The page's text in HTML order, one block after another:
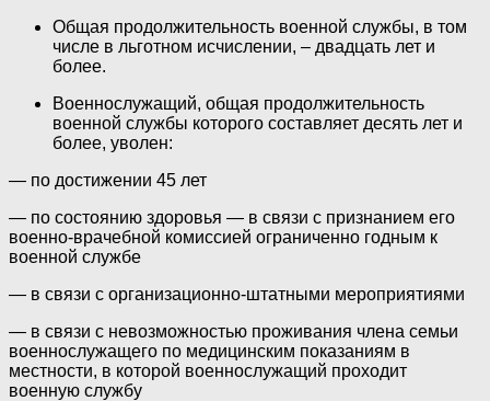
Общая продолжительность военной службы, в том
числе в льготном исчислении, – двадцать лет и
более.
Военнослужащий, общая продолжительность
военной службы которого составляет десять лет и
более, уволен:
— по достижении 45 лет
— по состоянию здоровья — в связи с признанием его
военно-врачебной комиссией ограниченно годным к
военной службе
— в связи с организационно-штатными мероприятиями
— в связи с невозможностью проживания члена семьи
военнослужащего по медицинским показаниям в
местности, в которой военнослужащий проходит
военную службу